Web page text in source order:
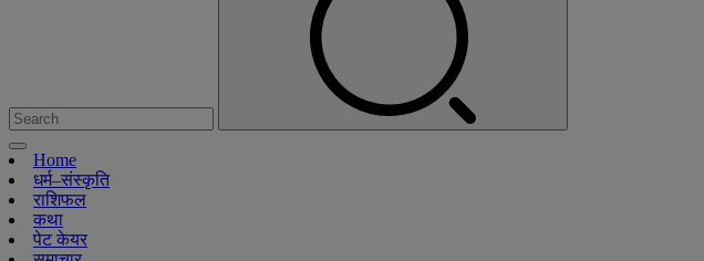
Home
धर्म–संस्कृति
राशिफल
कथा
पेट केयर